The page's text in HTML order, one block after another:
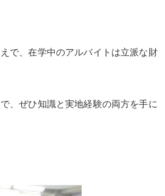
で、在学中のアルバイトは立派な財
、ぜひ知識と実地経験の両方を手に